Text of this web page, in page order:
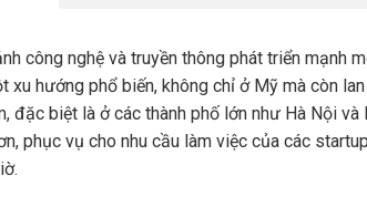
công nghệ và truyền thông phát triển mạnh
xu hướng phổ biến, không chỉ ở Mỹ mà còn
đặc biệt là ở các thành phố lớn như Hà Nội
phục vụ cho nhu cầu làm việc của các